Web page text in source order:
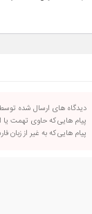
دیدگاه های ارسال شده
پیام هایی که حاوی تهمت یا
پیام هایی که به غیر از